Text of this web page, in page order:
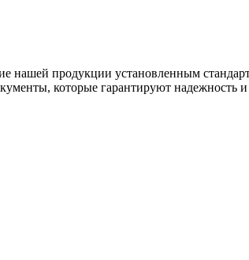
нашей продукции установленным
которые гарантируют надежность